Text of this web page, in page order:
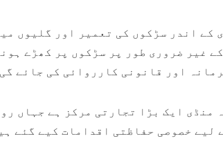
کے اندر سڑکوں کی تعمیر اور گلیوں
غیر ضروری طور پر سڑکوں پر کھڑے
اور قانونی کارروائی کی جائے
منڈی ایک بڑا تجارتی مرکز ہے جہاں
لیے خصوصی حفاظتی اقدامات کیے گئے